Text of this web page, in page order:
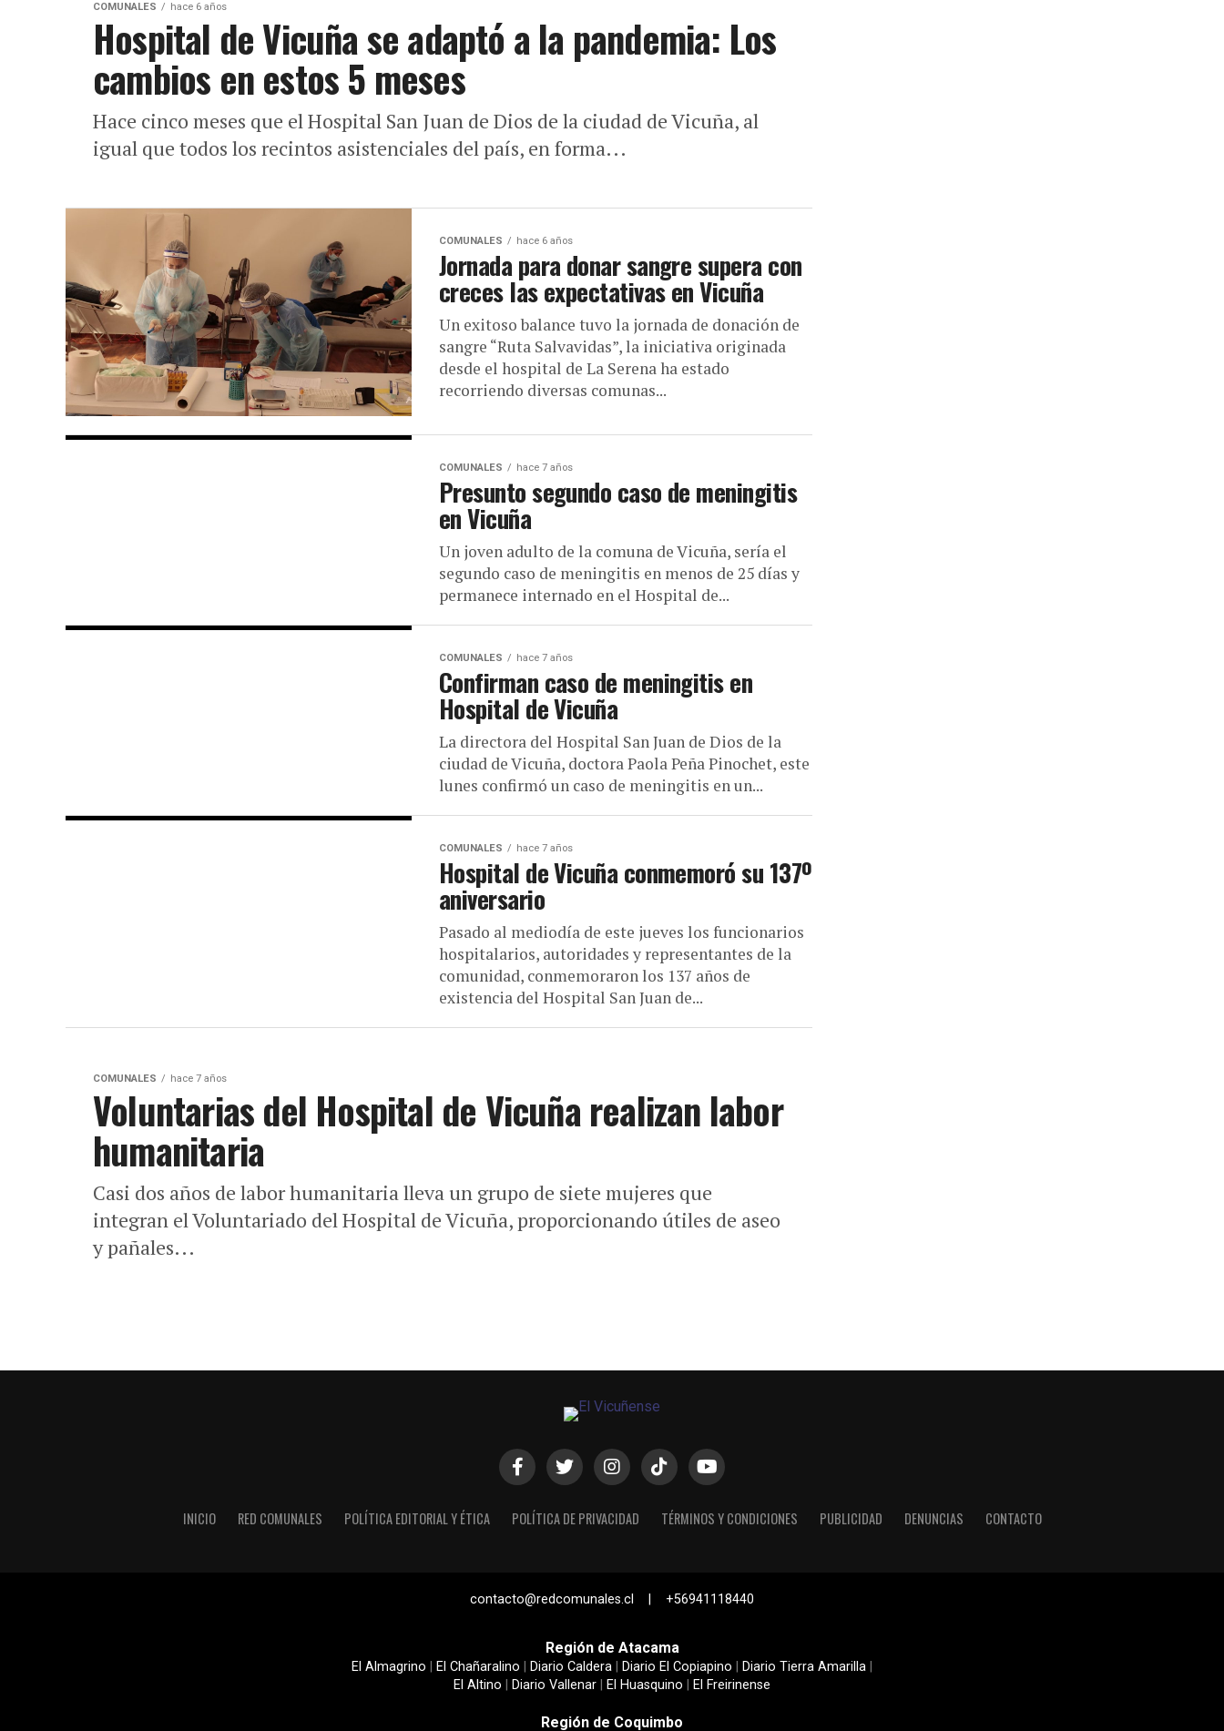
COMUNALES hace 6 años
Hospital de Vicuña se adaptó a la pandemia: Los
cambios en estos 5 meses
Hace cinco meses que el Hospital San Juan de Dios de la ciudad de Vicuña, al
igual que todos los recintos asistenciales del país, en forma...
COMUNALES hace 6 años
Jornada para donar sangre supera con
creces las expectativas en Vicuña
Un exitoso balance tuvo la jornada de donación de
sangre “Ruta Salvavidas”, la iniciativa originada
desde el hospital de La Serena ha estado
recorriendo diversas comunas...
COMUNALES hace 7 años
Presunto segundo caso de meningitis
en Vicuña
Un joven adulto de la comuna de Vicuña, sería el
segundo caso de meningitis en menos de 25 días y
permanece internado en el Hospital de...
COMUNALES hace 7 años
Confirman caso de meningitis en
Hospital de Vicuña
La directora del Hospital San Juan de Dios de la
ciudad de Vicuña, doctora Paola Peña Pinochet, este
lunes confirmó un caso de meningitis en un...
COMUNALES hace 7 años
Hospital de Vicuña conmemoró su 137º
aniversario
Pasado al mediodía de este jueves los funcionarios
hospitalarios, autoridades y representantes de la
comunidad, conmemoraron los 137 años de
existencia del Hospital San Juan de...
COMUNALES hace 7 años
Voluntarias del Hospital de Vicuña realizan labor
humanitaria
Casi dos años de labor humanitaria lleva un grupo de siete mujeres que
integran el Voluntariado del Hospital de Vicuña, proporcionando útiles de aseo
y pañales...
INICIO RED COMUNALES POLÍTICA EDITORIAL Y ÉTICA POLÍTICA DE PRIVACIDAD TÉRMINOS Y CONDICIONES PUBLICIDAD DENUNCIAS CONTACTO
contacto@redcomunales.cl | +56941118440
Región de Atacama
El Almagrino El Chañaralino Diario Caldera Diario El Copiapino Diario Tierra Amarilla
El Altino
Diario Vallenar El Huasquino El Freirinense
Región de Coquimbo